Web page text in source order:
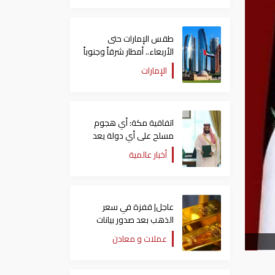
طقس الإمارات حتى
الأربعاء.. أمطار شرقاً وجنوباً
وانخفاض تدريجي للحرارة
الإمارات
اتفاقية مكة: أي هجوم
مسلح على أي دولة يعد
هجوما على الدول الثلاث
جميعا
أخبار عالمية
عاجل| قفزة في سعر
الذهب بعد صدور بيانات
الوظائف الأمريكية
عملات و معادن